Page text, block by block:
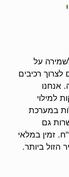
על
רכיבים
אנחנו
למילוי
במערכת
גם
זמין במלאי